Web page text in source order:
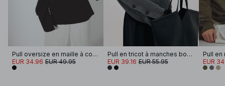
Pull oversize en maille à coutures apparentes
EUR 34.96 EUR 49.95
Pull en tricot à manches boutonnées
EUR 39.16 EUR 55.95 EUR